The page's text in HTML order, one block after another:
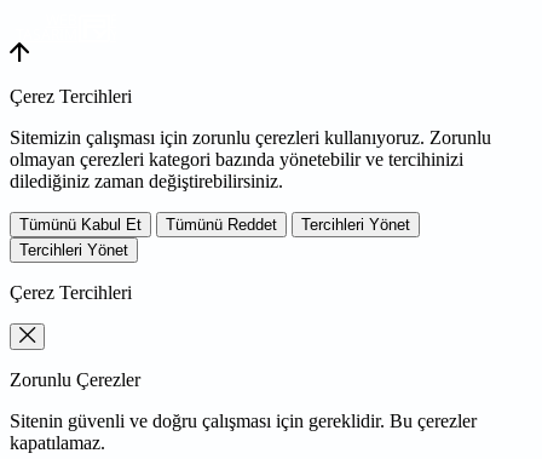
Çerez Tercihleri
Sitemizin çalışması için zorunlu çerezleri kullanıyoruz. Zorunlu
olmayan çerezleri kategori bazında yönetebilir ve tercihinizi
dilediğiniz zaman değiştirebilirsiniz.
Tümünü Kabul Et Tümünü Reddet
Tercihleri Yönet
Tercihleri Yönet
Çerez Tercihleri
Zorunlu Çerezler
Sitenin güvenli ve doğru çalışması için gereklidir. Bu çerezler
kapatılamaz.